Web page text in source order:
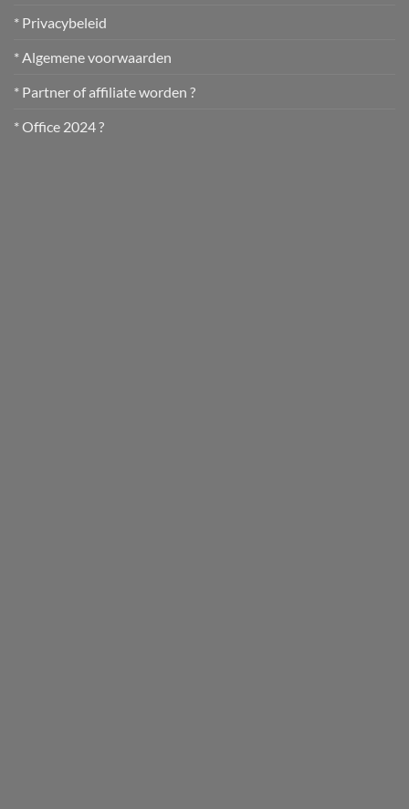
* Privacybeleid
* Algemene voorwaarden
* Partner of affiliate worden ?
* Office 2024 ?